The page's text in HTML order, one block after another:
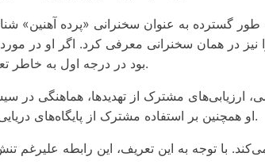
به طور گسترده به عنوان سخنرانی «پرده
همان سخنرانی معرفی کرد. اگر او در مورد
بود در درجه اول به خاطر تعریف مشارکت پایدار بین لندن و واشنگتن به یاد آورده شود.
مشترک از تهدیدها، هماهنگی در
او همچنین بر استفاده مشترک از پایگاه‌های دریایی و هوایی و مسئولیت مشترک برای امنیت جهانی تأکید کرد.